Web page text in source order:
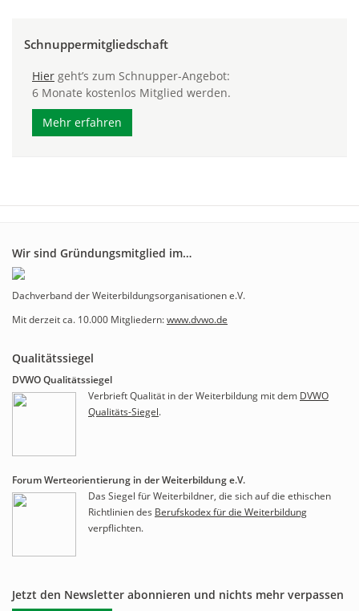
Schnuppermitgliedschaft
Hier geht’s zum Schnupper-Angebot:
6 Monate kostenlos Mitglied werden.
Mehr erfahren
Wir sind Gründungsmitglied im…
Dachverband der Weiterbildungsorganisationen e.V.
Mit derzeit ca. 10.000 Mitgliedern:www.dvwo.de
Qualitätssiegel
DVWO Qualitätssiegel
Verbrieft Qualität in der Weiterbildung mit dem DVWO
Qualitäts-Siegel.
Forum Werteorientierung in der Weiterbildung e.V.
Das Siegel für Weiterbildner, die sich auf die ethischen
Richtlinien des Berufskodex für die Weiterbildung
verpflichten.
Jetzt den Newsletter abonnieren und nichts mehr verpassen